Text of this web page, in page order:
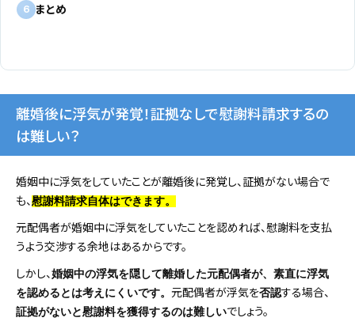
6 まとめ
離婚後に浮気が発覚！証拠なしで慰謝料請求するの
は難しい？
婚姻中に浮気をしていたことが離婚後に発覚し、証拠がない場合で
も、慰謝料請求自体はできます。
元配偶者が婚姻中に浮気をしていたことを認めれば、慰謝料を支払
うよう交渉する余地はあるからです。
しかし、婚姻中の浮気を隠して離婚した元配偶者が、素直に浮気
を認めるとは考えにくいです。 元配偶者が浮気を否認する場合、
証拠がないと慰謝料を獲得するのは難しいでしょう。